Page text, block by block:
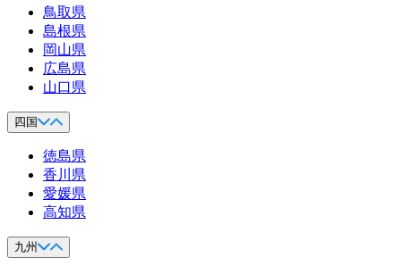
鳥取県
島根県
岡山県
広島県
山口県
四国
徳島県
香川県
愛媛県
高知県
九州